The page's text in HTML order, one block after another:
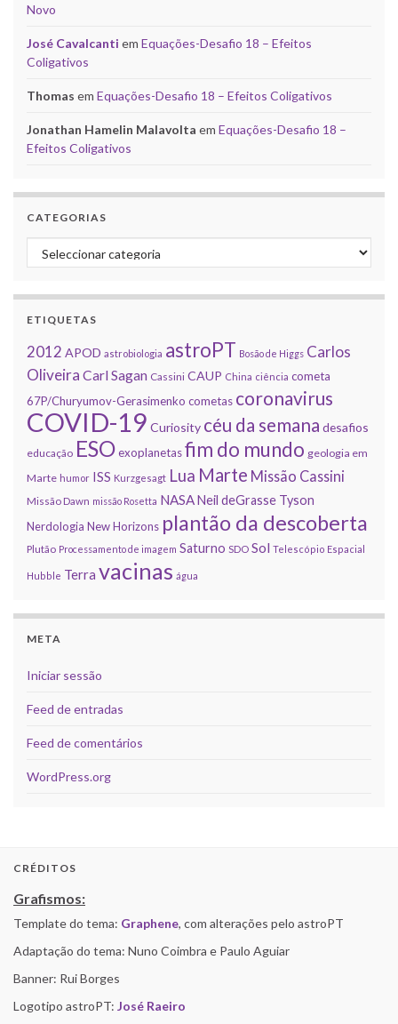
Novo
José Cavalcanti em Equações-Desafio 18 – Efeitos
Coligativos
Thomas em Equações-Desafio 18 – Efeitos Coligativos
Jonathan Hamelin Malavolta em Equações-Desafio 18 –
Efeitos Coligativos
CATEGORIAS
Categorias
ETIQUETAS
2012 APOD astrobiologia astroPT Bosão de Higgs Carlos
Oliveira Carl Sagan Cassini CAUP China ciência cometa
67P/Churyumov-Gerasimenko cometas coronavirus
COVID-19 Curiosity céu da semana desafios
educação ESOexoplanetasfim do mundo geologia em
Marte humor ISS Kurzgesagt Lua Marte Missão Cassini
Missão Dawn missão Rosetta NASANeil deGrasse Tyson
Nerdologia New Horizons plantão da descoberta
Plutão Processamento de imagem Saturno SDO Sol Telescópio Espacial
Hubble Terra vacinas água
META
Iniciar sessão
Feed de entradas
Feed de comentários
WordPress.org
CRÉDITOS
Grafismos:
Template do tema: Graphene, com alterações pelo astroPT
Adaptação do tema: Nuno Coimbra e Paulo Aguiar
Banner: Rui Borges
Logotipo astroPT: José Raeiro